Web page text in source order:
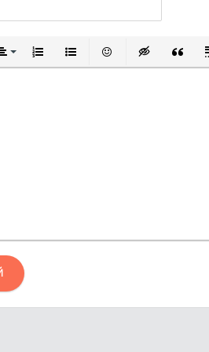
НУМЕРОВАННЫЙ СПИСОК
МАРКИРОВАННЫЙ
ВСТАВИТЬВСТАВКА